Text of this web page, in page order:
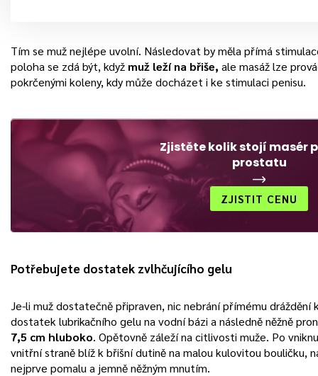
Tím se muž nejlépe uvolní. Následovat by měla přímá
poloha se zdá být, když muž leží na břiše, ale masáž lze
pokrčenými koleny, kdy může docházet i ke stimulaci penisu.
Zjistěte kolik stojí masér
prostatu
ZJISTIT CENU
Potřebujete dostatek zvlhčujícího gelu
Je-li muž dostatečně připraven, nic nebrání přímému dráždění
dostatek lubrikačního gelu na vodní bázi a následně něžně
7,5 cm hluboko. Opětovně záleží na citlivosti muže. Po
vnitřní straně blíž k břišní dutině na malou kulovitou bouličku,
nejprve pomalu a jemně něžným mnutím.